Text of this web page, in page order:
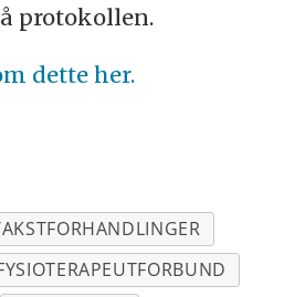
protokollen.
dette her.